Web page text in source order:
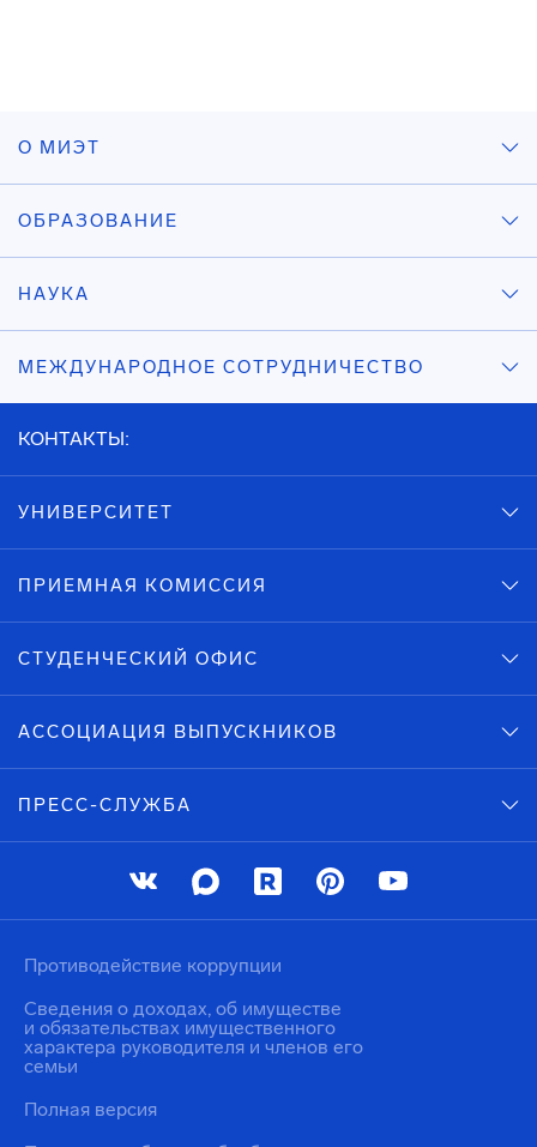
О МИЭТ
ОБРАЗОВАНИЕ
НАУКА
МЕЖДУНАРОДНОЕ СОТРУДНИЧЕСТВО
КОНТАКТЫ:
УНИВЕРСИТЕТ
ПРИЕМНАЯ КОМИССИЯ
СТУДЕНЧЕСКИЙ ОФИС
АССОЦИАЦИЯ ВЫПУСКНИКОВ
ПРЕСС-СЛУЖБА
Противодействие коррупции
Сведения о доходах, об имуществе
и обязательствах имущественного
характера руководителя и членов его
семьи
Полная версия